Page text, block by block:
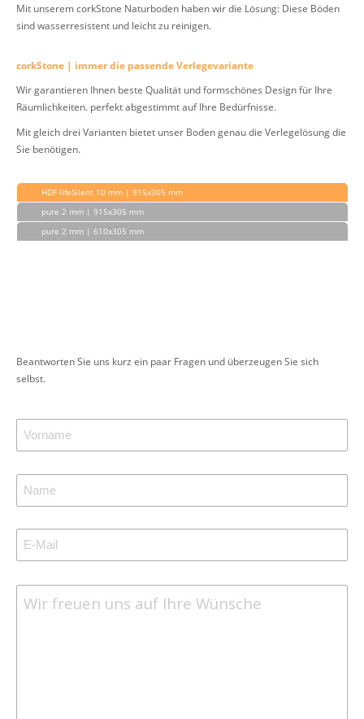
Mit unserem corkStone Naturboden haben wir die Lösung: Diese Böden
sind wasserresistent und leicht zu reinigen.
corkStone | immer die passende Verlegevariante
Wir garantieren Ihnen beste Qualität und formschönes Design für Ihre
Räumlichkeiten. perfekt abgestimmt auf Ihre Bedürfnisse.
Mit gleich drei Varianten bietet unser Boden genau die Verlegelösung die
Sie benötigen.
HDF lifeSilent 10 mm | 915x305 mm
pure 2 mm | 915x305 mm
pure 2 mm | 610x305 mm
Beantworten Sie uns kurz ein paar Fragen und überzeugen Sie sich
selbst.